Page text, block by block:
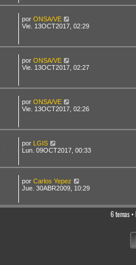
por ONSA/VE
Vie. 13OCT2017, 02:29
por ONSA/VE
Vie. 13OCT2017, 02:27
por ONSA/VE
Vie. 13OCT2017, 02:26
por LGIS
Lun. 09OCT2017, 00:33
por Carlos Yepez
Jue. 30ABR2009, 10:29
6 temas •